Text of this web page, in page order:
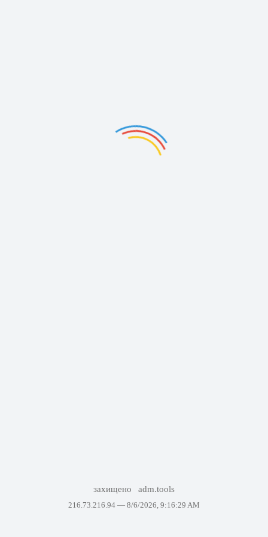
захищено adm.tools
216.73.216.94 — 8/6/2026, 9:16:29 AM